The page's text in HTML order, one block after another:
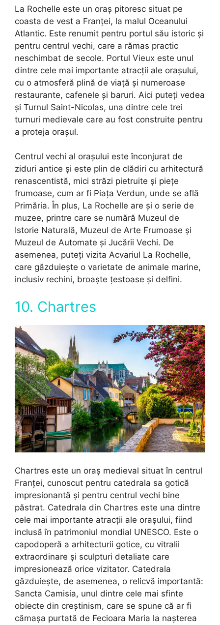
La Rochelle este un oraș pitoresc situat pe
coasta de vest a Franței, la malul Oceanului
Atlantic. Este renumit pentru portul său istoric și
pentru centrul vechi, care a rămas practic
neschimbat de secole. Portul Vieux este unul
dintre cele mai importante atracții ale orașului,
cu o atmosferă plină de viață și numeroase
restaurante, cafenele și baruri. Aici puteți vedea
și Turnul Saint-Nicolas, una dintre cele trei
turnuri medievale care au fost construite pentru
a proteja orașul.
Centrul vechi al orașului este înconjurat de
ziduri antice și este plin de clădiri cu arhitectură
renascentistă, mici străzi pietruite și piețe
frumoase, cum ar fi Piața Verdun, unde se află
Primăria. În plus, La Rochelle are și o serie de
muzee, printre care se numără Muzeul de
Istorie Naturală, Muzeul de Arte Frumoase și
Muzeul de Automate și Jucării Vechi. De
asemenea, puteți vizita Acvariul La Rochelle,
care găzduiește o varietate de animale marine,
inclusiv rechini, broaște țestoase și delfini.
10. Chartres
Chartres este un oraș medieval situat în centrul
Franței, cunoscut pentru catedrala sa gotică
impresionantă și pentru centrul vechi bine
păstrat. Catedrala din Chartres este una dintre
cele mai importante atracții ale orașului, fiind
inclusă în patrimoniul mondial UNESCO. Este o
capodoperă a arhitecturii gotice, cu vitralii
extraordinare și sculpturi detaliate care
impresionează orice vizitator. Catedrala
găzduiește, de asemenea, o relicvă importantă:
Sancta Camisia, unul dintre cele mai sfinte
obiecte din creștinism, care se spune că ar fi
cămașa purtată de Fecioara Maria la nașterea